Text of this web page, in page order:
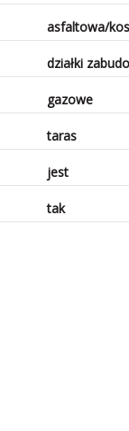
asfaltowa/
działki
gazowe
taras
jest
tak